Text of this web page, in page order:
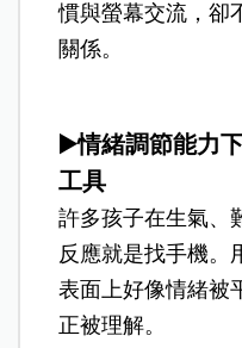
慣與螢幕交流，卻
關係。
▶️情緒調節能力
工具
許多孩子在生氣、
反應就是找手機。
表面上好像情緒被
正被理解。